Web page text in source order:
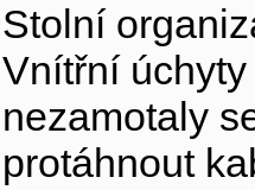
Stolní
Vnítřní
nezamotaly
protáhnout